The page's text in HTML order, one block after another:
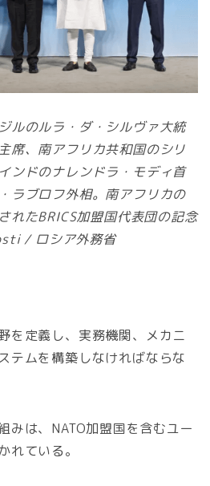
ルのルラ・ダ・シルヴァ大統
席、南アフリカ共和国のシリ
ンドのナレンドラ・モディ首
ラブロフ外相。南アフリカの
れたBRICS加盟国代表団の記念
/ ロシア外務省
を定義し、実務機関、メカニ
テムを構築しなければならな
みは、NATO加盟国を含むユー
れている。